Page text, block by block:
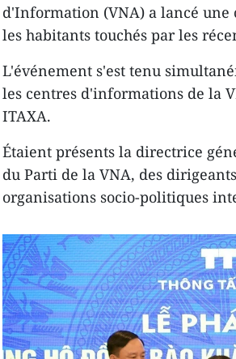
d'Information (VNA) a lancé une
les habitants touchés par les
L'événement s'est tenu
les centres d'informations de la
ITAXA.
Étaient présents la directrice
du Parti de la VNA, des
organisations socio-politiques